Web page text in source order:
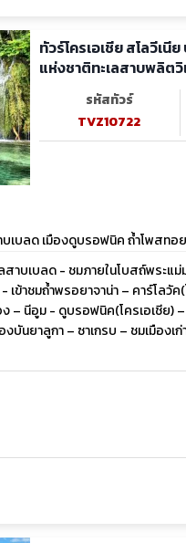
ทัวร์โครเอเชีย สโลวีเ
แห่งชาติทะเลสาบพลิต
รหัสทัวร์
TVZ10722
บเบลด เมืองดูบรอฟนิค ถ้ำโพสทอ
สาบเบลด - ชมภายในโบสถ์พระ
เข้าชมถ้ำพรอยาจาน่า – คาร์โลวั
– นีอูม - ดูบรอฟนิค(โครเอเชีย)
บันยาลูกา – ซาเกรบ – ชมเมืองเ